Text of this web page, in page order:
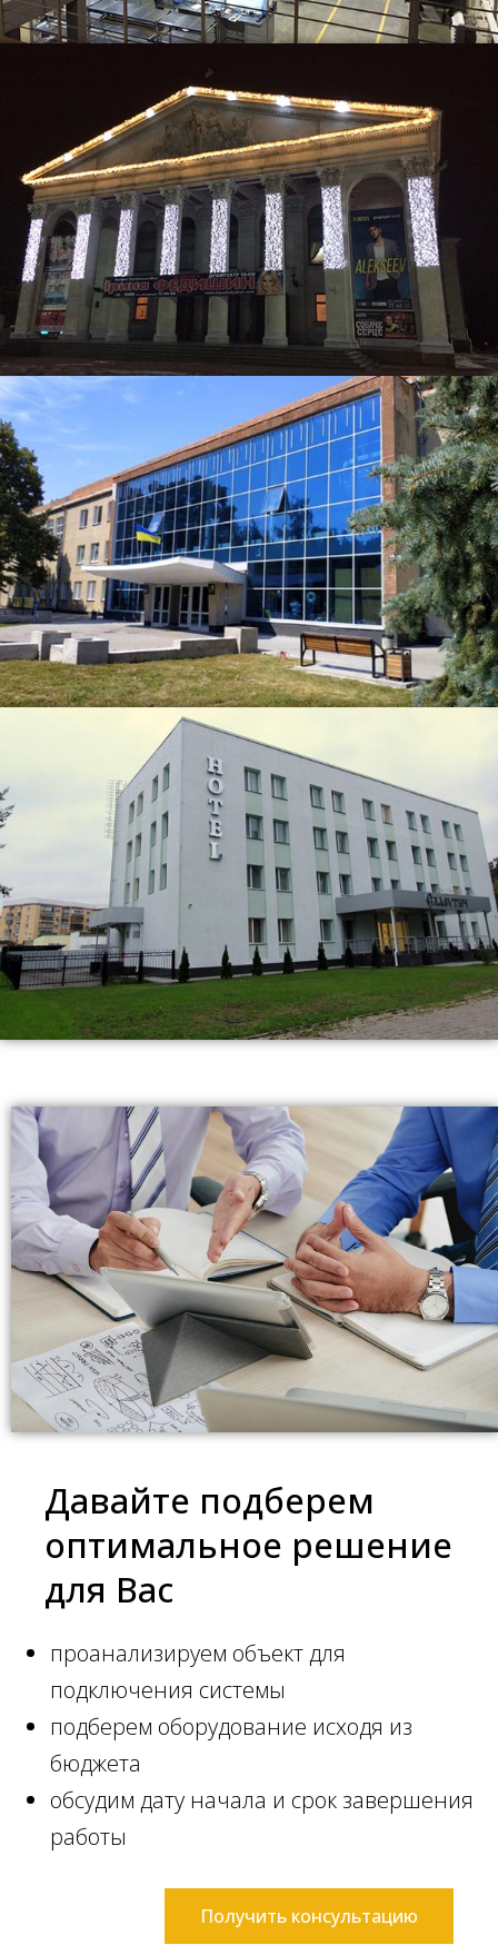
Давайте подберем
оптимальное решение
для Вас
проанализируем объект для
подключения системы
подберем оборудование исходя из
бюджета
обсудим дату начала и срок завершения
работы
Получить консультацию